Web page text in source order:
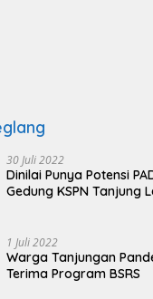
30 Juli 2022
Dinilai Punya Potensi
Gedung KSPN Tanjung
1 Juli 2022
Warga Tanjungan
Terima Program BSRS